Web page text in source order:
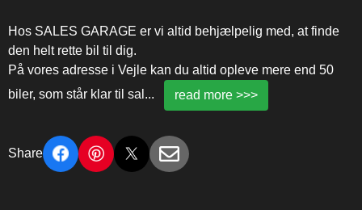
Hos SALES GARAGE er vi altid behjælpelig med, at finde
den helt rette bil til dig.
På vores adresse i Vejle kan du altid opleve mere end 50
biler, som står klar til sal ... read more >>>
Share